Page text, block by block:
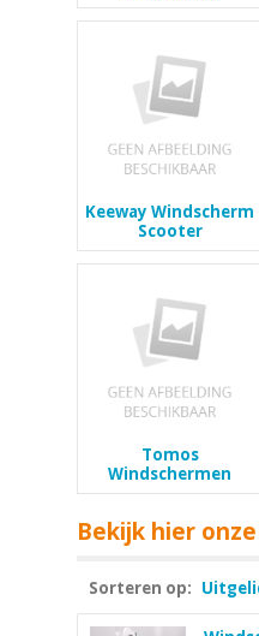
Keeway Windscherm
Scooter
Tomos
Windschermen
Bekijk hier
Sorteren op: